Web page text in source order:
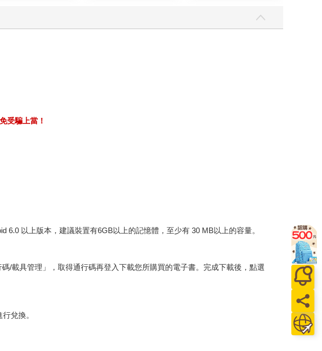
受騙上當！
以上版本，建議裝置有6GB以上的記憶體，至少有 30 MB以上的容量。
載具管理」，取得通行碼再登入下載您所購買的電子書。完成下載後，點選
兌換。